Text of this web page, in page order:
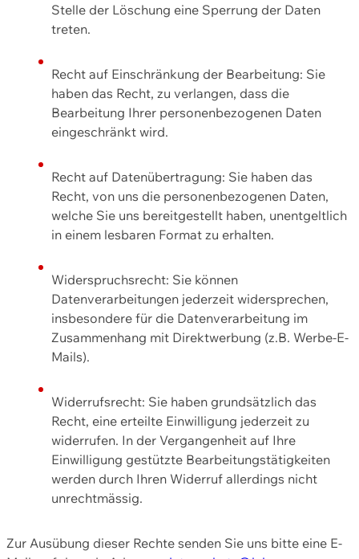
Stelle der Löschung eine Sperrung der Daten
treten.
Recht auf Einschränkung der Bearbeitung: Sie
haben das Recht, zu verlangen, dass die
Bearbeitung Ihrer personenbezogenen Daten
eingeschränkt wird.
Recht auf Datenübertragung: Sie haben das
Recht, von uns die personenbezogenen Daten,
welche Sie uns bereitgestellt haben, unentgeltlich
in einem lesbaren Format zu erhalten.
Widerspruchsrecht: Sie können
Datenverarbeitungen jederzeit widersprechen,
insbesondere für die Datenverarbeitung im
Zusammenhang mit Direktwerbung (z.B. Werbe-E-
Mails).
Widerrufsrecht: Sie haben grundsätzlich das
Recht, eine erteilte Einwilligung jederzeit zu
widerrufen. In der Vergangenheit auf Ihre
Einwilligung gestützte Bearbeitungstätigkeiten
werden durch Ihren Widerruf allerdings nicht
unrechtmässig.
Zur Ausübung dieser Rechte senden Sie uns bitte eine E-